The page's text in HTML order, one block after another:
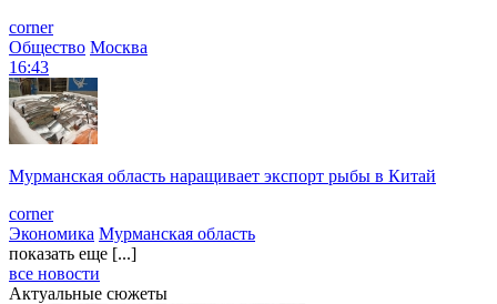
corner
Общество Москва
16:43
Мурманская область наращивает экспорт рыбы в Китай
corner
Экономика Мурманская область
показать еще [...]
все новости
Актуальные сюжеты